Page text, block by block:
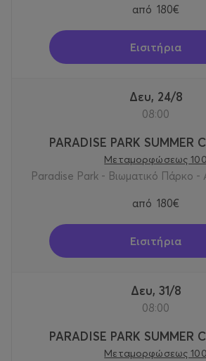
από 180€
Εισιτήρια
Δευ, 24/8
08:00
PARADISE PARK SUMMER
Μεταμορφώσεως 100
Paradise Park - Βιωματικό Πάρκο -
από 180€
Εισιτήρια
Δευ, 31/8
08:00
PARADISE PARK SUMMER
Μεταμορφώσεως 100